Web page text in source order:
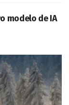
modelo de IA